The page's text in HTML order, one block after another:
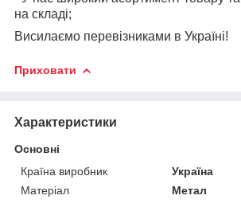
на складі;
Висилаємо перевізниками в Україні!
Приховати
Характеристики
Основні
Країна виробник
Україна
Матеріал
Метал